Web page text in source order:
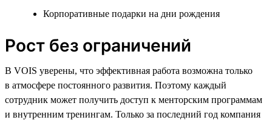
Корпоративные подарки на дни рождения
Рост без ограничений
В VOIS уверены, что эффективная работа возможна только
в атмосфере постоянного развития. Поэтому каждый
сотрудник может получить доступ к менторским программам
и внутренним тренингам. Только за последний год компания